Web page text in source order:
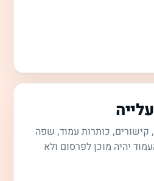
קישורים, כותרות עמוד, שפה
יהיה מוכן לפרסום ולא